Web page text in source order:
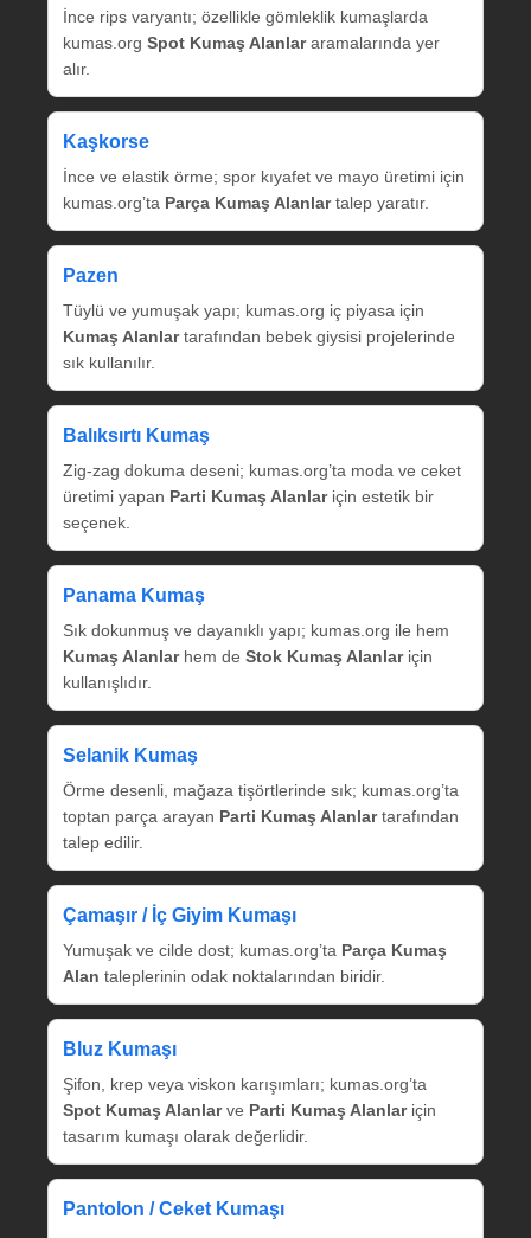
İnce rips varyantı; özellikle gömleklik kumaşlarda
kumas.org Spot Kumaş Alanlararamalarında yer
alır.
Kaşkorse
İnce ve elastik örme; spor kıyafet ve mayo üretimi için
kumas.org’ta Parça Kumaş Alanlartalep yaratır.
Pazen
Tüylü ve yumuşak yapı; kumas.org iç piyasa için
Kumaş Alanlartarafından bebek giysisi projelerinde
sık kullanılır.
Balıksırtı Kumaş
Zig‑zag dokuma deseni; kumas.org’ta moda ve ceket
üretimi yapan Parti Kumaş Alanlariçin estetik bir
seçenek.
Panama Kumaş
Sık dokunmuş ve dayanıklı yapı; kumas.org ile hem
Kumaş Alanlarhem de Stok Kumaş Alanlariçin
kullanışlıdır.
Selanik Kumaş
Örme desenli, mağaza tişörtlerinde sık; kumas.org’ta
toptan parça arayan Parti Kumaş Alanlartarafından
talep edilir.
Çamaşır / İç Giyim Kumaşı
Yumuşak ve cilde dost; kumas.org’ta Parça Kumaş
Alan taleplerinin odak noktalarından biridir.
Bluz Kumaşı
Şifon, krep veya viskon karışımları; kumas.org’ta
Spot Kumaş Alanlarve Parti Kumaş Alanlariçin
tasarım kumaşı olarak değerlidir.
Pantolon / Ceket Kumaşı